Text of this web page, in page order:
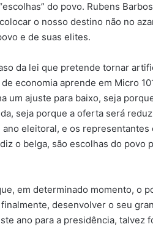
do povo. Rubens
o nosso destino não no
e de suas elites.
da lei que pretende tornar
economia aprende em Micro
um ajuste para baixo, seja
seja porque a oferta será
ano eleitoral, e os
o belga, são escolhas do povo
em determinado momento, o
desenvolver o seu
ano para a presidência, talvez